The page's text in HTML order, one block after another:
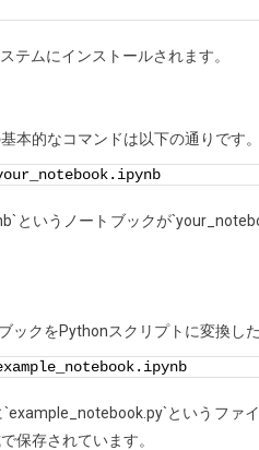
て
ァ
イ
に
る
方
は？
テムにインストールされます。
本的なコマンドは以下の通りです。
というノートブックが
クをPythonスクリプトに変換し
というファ
保存されています。